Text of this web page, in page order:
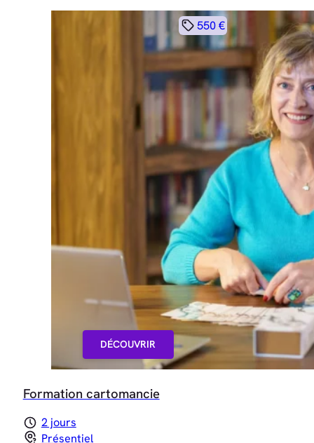
DÉCOUVRIR
550 €
Formation cartomancie
2 jours
Présentiel